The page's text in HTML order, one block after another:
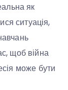
як
ситуація,
щоб війна
може бути